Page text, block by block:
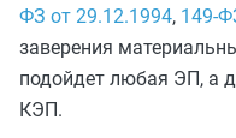
ФЗ от 29.12.1994, 149-
заверения
подойдет любая ЭП, а
КЭП.